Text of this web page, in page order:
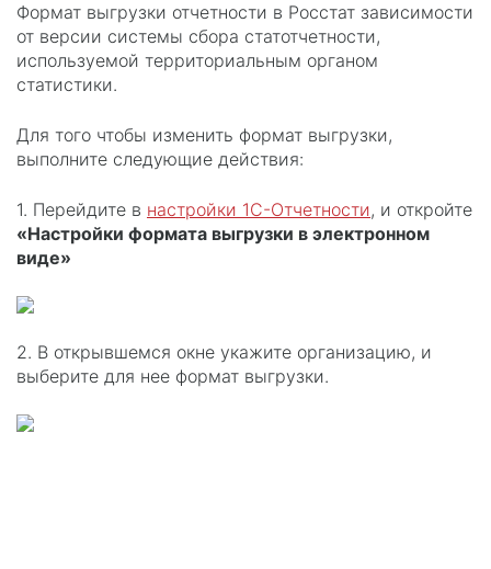
Формат выгрузки отчетности в Росстат зависимости
от версии системы сбора статотчетности,
используемой территориальным органом
статистики.
Для того чтобы изменить формат выгрузки,
выполните следующие действия:
1. Перейдите в настройки 1С-Отчетности, и откройте
«Настройки формата выгрузки в электронном
виде»
2. В открывшемся окне укажите организацию, и
выберите для нее формат выгрузки.